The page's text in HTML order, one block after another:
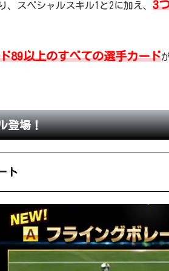
、スペシャルスキル1と2に加え、 3
89以上のすべての選手カード
登場！
ト